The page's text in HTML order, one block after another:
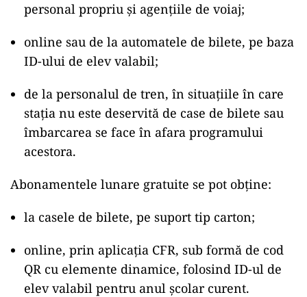
personal propriu și agențiile de voiaj;
online sau de la automatele de bilete, pe baza
ID-ului de elev valabil;
de la personalul de tren, în situațiile în care
stația nu este deservită de case de bilete sau
îmbarcarea se face în afara programului
acestora.
Abonamentele lunare gratuite se pot obține:
la casele de bilete, pe suport tip carton;
online, prin aplicația CFR, sub formă de cod
QR cu elemente dinamice, folosind ID-ul de
elev valabil pentru anul școlar curent.